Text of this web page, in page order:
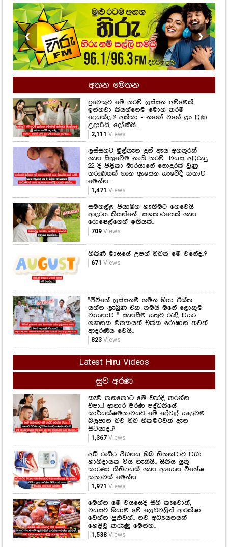
❮ ❯
අතන මෙතන
දුවෙකුට මේ තරම් ලස්සන අම්මෙක්
ඉන්නවා කියන්නෙම මොන තරම්
දෙයක්ද..? අක්කා - නගෝ වගේ ළං වුණු
උදාරියි, දෝණියි...
2,111 Views
ලස්සනට මුල්තැන දුන් ඇය අනතුරක්
ගැන සිතුවේම නැති තරම්.. වයස අවුරුදු
22 දී පිළිකා මාරයාගේ ගොදුරක් වුණු
තරුණියක් ගැන ඇසෙන සංවේදී කතාව
මෙන්න...
1,471 Views
සමනල්ලු පියාඹන හැඟීමට නෙවෙයි
ආදරය කියන්නේ.. සහකාරයෙක් ගැන
රොෂෙල්ගෙන් ඉඟියක්..
709Views
නිකිණි මාසයේ උපන් ඔබත් මේ වගේද..?
671 Views
"ජීවිතේ ලස්සනම ගමන ඔයා එක්ක
යන්න ලැබුණ එක තමයි මගේ ලොකුම
වාසනාව..." සැනසීම සතුට රැඳි වසර
ගණනක මතකයත් එක්ක රොෂාන් තවත්
ආදරණීය වෙයි..
823Views
Latest Hiru Videos
සුව අරණ
කෑම කනකොට මේ වැරදි කරන්න
එපා...! ආහාර ජීරණ පද්ධතියේ
කාර්යක්ෂමතාවයට මේ දේවල් සෘජුවම
බලපාන බව ඔබ නිකමටවත් දැන
සිටියාද..?
1,367Views
අධි රුධිර පීඩනය ඔබ හිතනවාට වඩා
හානිදායක විය හැකියි.. සිතිය යුතු
කාරණා කිහිපයක් ගැන ඇසෙන විශේෂ
කතාවක් මෙන්න..
1,971 Views
මෙන්න මේ වයසෙදි සීනි කෑවොත්,
වයසට ගියාම මේ ලෙඩවලින් ආරක්ෂා
වෙන්න පුළුවන්.. නව අධ්‍යයනයක්
හෙළිවූ කරුණු මෙන්න..
1,538Views